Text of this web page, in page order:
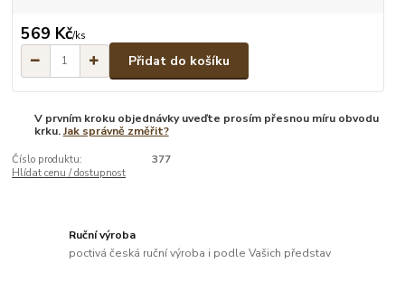
569 Kč/ks
Přidat do košíku
V prvním kroku objednávky uveďte prosím přesnou míru obvodu
krku.Jak správně změřit?
Číslo produktu:
377
Hlídat cenu / dostupnost
Ruční výroba
poctivá česká ruční výroba i podle Vašich představ